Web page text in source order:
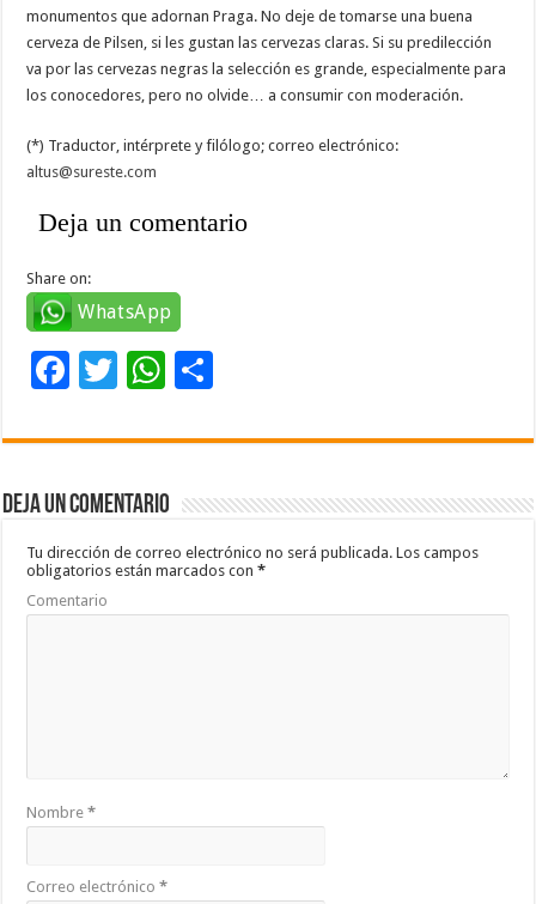
monumentos que adornan Praga. No deje de tomarse una buena
cerveza de Pilsen, si les gustan las cervezas claras. Si su predilección
va por las cervezas negras la selección es grande, especialmente para
los conocedores, pero no olvide… a consumir con moderación.
(*) Traductor, intérprete y filólogo; correo electrónico:
altus@sureste.com
Deja un comentario
Share on:
WhatsApp
F
e
b
o
o
k
T
tt
er
W
at
sA
p
p
m
ar
ti
Deja un comentario
Tu dirección de correo electrónico no será publicada. Los campos
obligatorios están marcados con*
Comentario
Nombre*
Correo electrónico*